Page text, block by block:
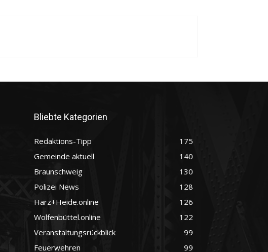
Bliebte Kategorien
Redaktions-Tipp
175
Gemeinde aktuell
140
Braunschweig
130
Polizei News
128
Harz+Heide.online
126
Wolfenbüttel.online
122
Veranstaltungsrückblick
99
Feuerwehren
99